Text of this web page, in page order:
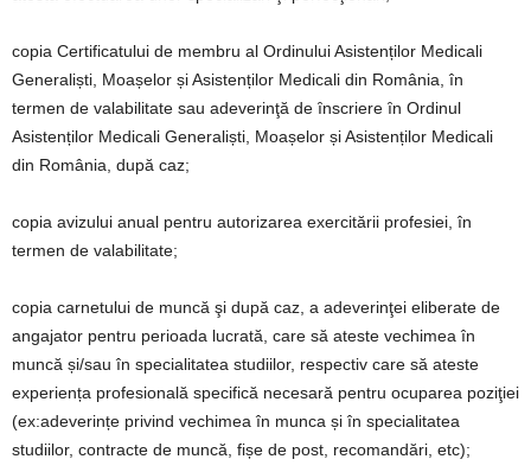
copia Certificatului de membru al Ordinului Asistenților Medicali
Generaliști, Moașelor și Asistenților Medicali din România, în
termen de valabilitate sau adeverinţă de ȋnscriere ȋn Ordinul
Asistenților Medicali Generaliști, Moașelor și Asistenților Medicali
din România, după caz;
copia avizului anual pentru autorizarea exercitării profesiei, în
termen de valabilitate;
copia carnetului de muncă şi după caz, a adeverinţei eliberate de
angajator pentru perioada lucrată, care să ateste vechimea în
muncă și/sau în specialitatea studiilor, respectiv care să ateste
experiența profesională specifică necesară pentru ocuparea poziţiei
(ex:adeverințe privind vechimea în munca și în specialitatea
studiilor, contracte de muncă, fișe de post, recomandări, etc);